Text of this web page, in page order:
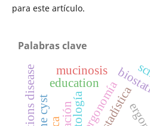
para este artículo.
Palabras clave
ergonomía
education
mucinosis